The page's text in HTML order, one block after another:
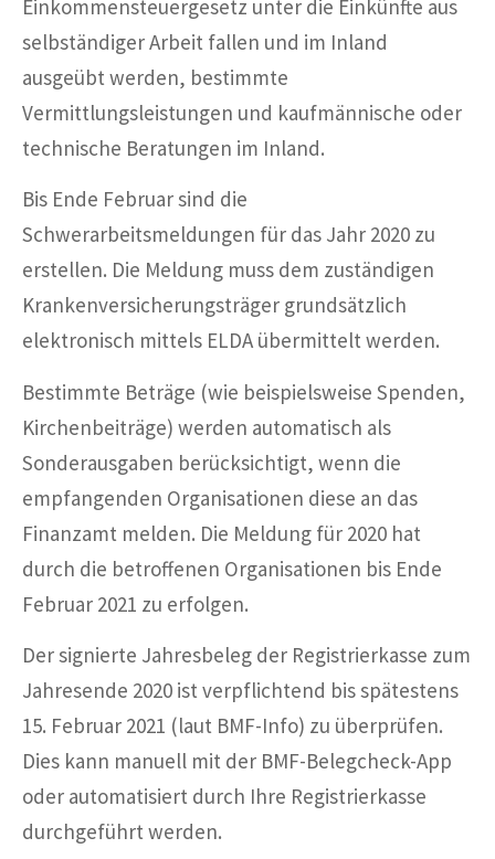
Einkommensteuergesetz unter die Einkünfte aus
selbständiger Arbeit fallen und im Inland
ausgeübt werden, bestimmte
Vermittlungsleistungen und kaufmännische oder
technische Beratungen im Inland.
Bis Ende Februar sind die
Schwerarbeitsmeldungen für das Jahr 2020 zu
erstellen. Die Meldung muss dem zuständigen
Krankenversicherungsträger grundsätzlich
elektronisch mittels ELDA übermittelt werden.
Bestimmte Beträge (wie beispielsweise Spenden,
Kirchenbeiträge) werden automatisch als
Sonderausgaben berücksichtigt, wenn die
empfangenden Organisationen diese an das
Finanzamt melden. Die Meldung für 2020 hat
durch die betroffenen Organisationen bis Ende
Februar 2021 zu erfolgen.
Der signierte Jahresbeleg der Registrierkasse zum
Jahresende 2020 ist verpflichtend bis spätestens
15. Februar 2021 (laut BMF-Info) zu überprüfen.
Dies kann manuell mit der BMF-Belegcheck-App
oder automatisiert durch Ihre Registrierkasse
durchgeführt werden.